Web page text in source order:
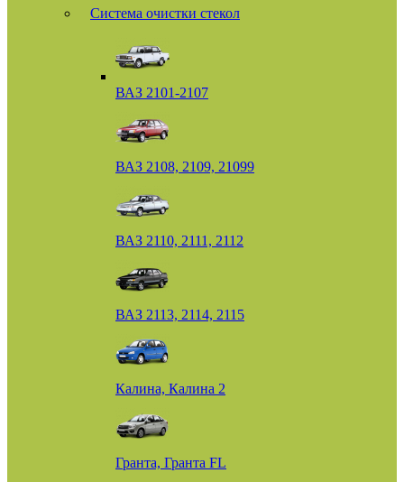
Система очистки стекол
ВАЗ 2101-2107
ВАЗ 2108, 2109, 21099
ВАЗ 2110, 2111, 2112
ВАЗ 2113, 2114, 2115
Калина, Калина 2
Гранта, Гранта FL